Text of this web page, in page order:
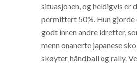
situasjonen, og heldigvis er
permittert 50%. Hun gjorde
godt innen andre idretter,
menn onanerte japanese
skøyter, håndball og rally.